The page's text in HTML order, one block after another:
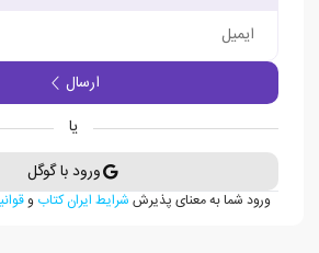
ایمیل
ارسال
یا
ورود با گوگل
ورود شما به معنای پذیرش شرایط ایران کتاب و